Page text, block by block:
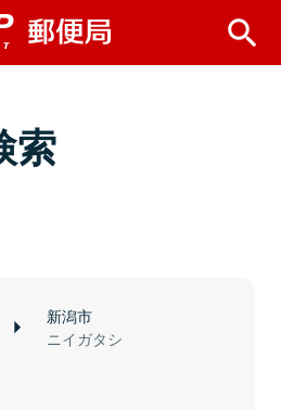
索
新潟市
ニイガタシ